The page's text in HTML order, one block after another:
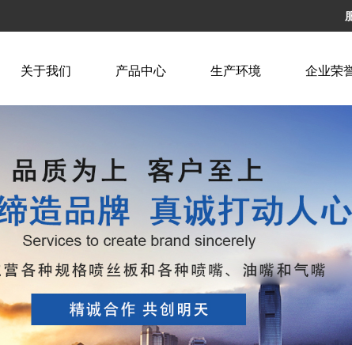
关于我们 产品中心 生产环境 企业荣